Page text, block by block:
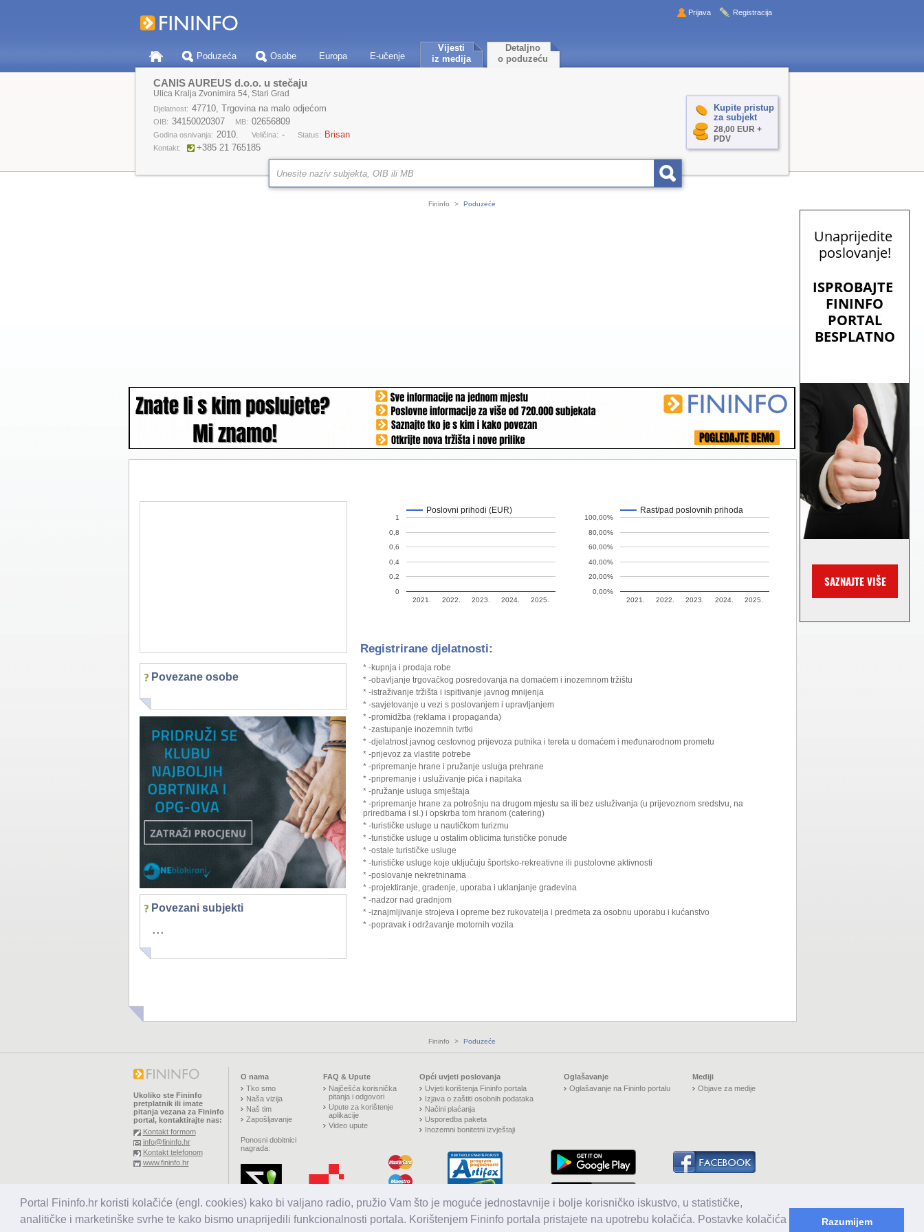
Portal Fininfo.hr koristi kolačiće (engl. cookies) kako bi valjano radio, pružio Vam što je moguće jednostavnije i bolje korisničko iskustvo, u statističke,
analitičke i marketinške svrhe te kako bismo unaprijedili funkcionalnosti portala. Korištenjem Fininfo portala pristajete na upotrebu kolačića. Postavke kolačića
Razumijem
Poduzeća Osobe Europa E-učenje
Vijesti
iz medija
Detaljno
o poduzeću
Prijava Registracija
Kupite pristup
za subjekt
28,00 EUR +
PDV
CANIS AUREUS d.o.o. u stečaju
Ulica Kralja Zvonimira 54, Stari Grad
Djelatnost: 47710, Trgovina na malo odjećom
OIB: 34150020307 MB: 02656809
Godina osnivanja: 2010. Veličina: - Status: Brisan
Kontakt: +385 21 765185
Fininfo > Poduzeće
Povezane osobe
Povezani subjekti
...
Poslovni prihodi (EUR)
2021. 2022. 2023. 2024. 2025.
0
0,2
0,4
0,6
0,8
1
Rast/pad poslovnih prihoda
2021. 2022. 2023. 2024. 2025.
0,00%
20,00%
40,00%
60,00%
80,00%
100,00%
Registrirane djelatnosti:
* -kupnja i prodaja robe
* -obavljanje trgovačkog posredovanja na domaćem i inozemnom tržištu
* -istraživanje tržišta i ispitivanje javnog mnijenja
* -savjetovanje u vezi s poslovanjem i upravljanjem
* -promidžba (reklama i propaganda)
* -zastupanje inozemnih tvrtki
* -djelatnost javnog cestovnog prijevoza putnika i tereta u domaćem i međunarodnom prometu
* -prijevoz za vlastite potrebe
* -pripremanje hrane i pružanje usluga prehrane
* -pripremanje i usluživanje pića i napitaka
* -pružanje usluga smještaja
* -pripremanje hrane za potrošnju na drugom mjestu sa ili bez usluživanja (u prijevoznom sredstvu, na
priredbama i sl.) i opskrba tom hranom (catering)
* -turističke usluge u nautičkom turizmu
* -turističke usluge u ostalim oblicima turističke ponude
* -ostale turističke usluge
* -turističke usluge koje uključuju športsko-rekreativne ili pustolovne aktivnosti
* -poslovanje nekretninama
* -projektiranje, građenje, uporaba i uklanjanje građevina
* -nadzor nad gradnjom
* -iznajmljivanje strojeva i opreme bez rukovatelja i predmeta za osobnu uporabu i kućanstvo
* -popravak i održavanje motornih vozila
Fininfo > Poduzeće
Ukoliko ste Fininfo
pretplatnik ili imate
pitanja vezana za Fininfo
portal, kontaktirajte nas:
Kontakt formom
info@fininfo.hr
Kontakt telefonom
www.fininfo.hr
Sva prava pridržana.
O nama
Tko smo
Naša vizija
Naš tim
Zapošljavanje
Ponosni dobitnici
nagrada:
FAQ & Upute
Najčešća korisnička
pitanja i odgovori
Upute za korištenje
aplikacije
Video upute
Opći uvjeti poslovanja
Uvjeti korištenja Fininfo portala
Izjava o zaštiti osobnih podataka
Načini plaćanja
Usporedba paketa
Inozemni bonitetni izvještaji
Oglašavanje
Oglašavanje na Fininfo portalu
Mediji
Objave za medije